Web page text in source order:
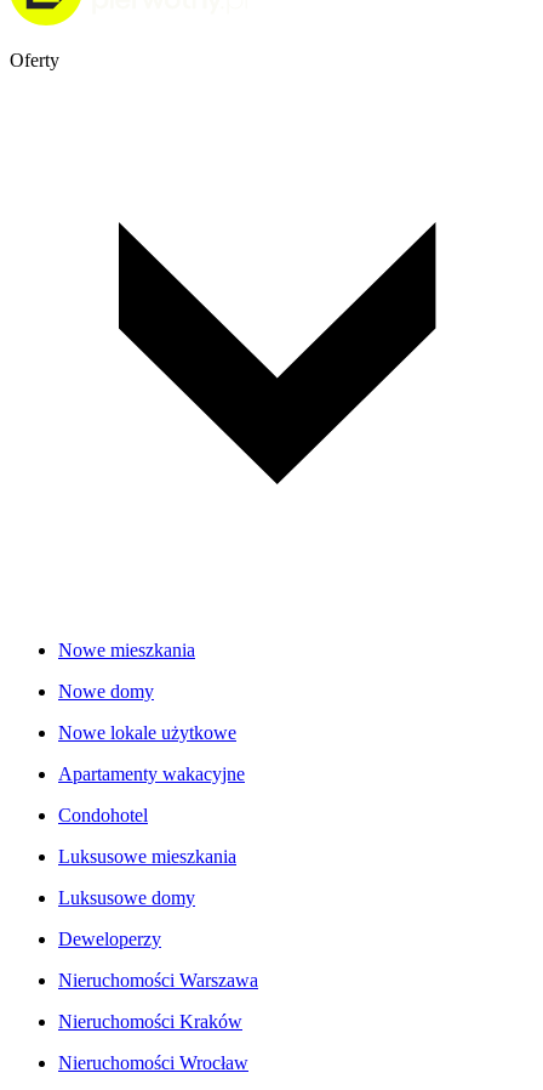
Oferty
Nowe mieszkania
Nowe domy
Nowe lokale użytkowe
Apartamenty wakacyjne
Condohotel
Luksusowe mieszkania
Luksusowe domy
Deweloperzy
Nieruchomości Warszawa
Nieruchomości Kraków
Nieruchomości Wrocław